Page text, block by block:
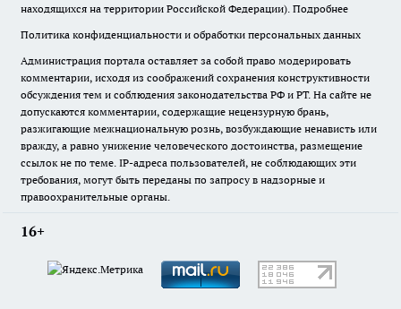
находящихся на территории Российской Федерации). Подробнее
Политика конфиденциальности и обработки персональных данных
Администрация портала оставляет за собой право модерировать
комментарии, исходя из соображений сохранения конструктивности
обсуждения тем и соблюдения законодательства РФ и РТ. На сайте не
допускаются комментарии, содержащие нецензурную брань,
разжигающие межнациональную рознь, возбуждающие ненависть или
вражду, а равно унижение человеческого достоинства, размещение
ссылок не по теме. IP-адреса пользователей, не соблюдающих эти
требования, могут быть переданы по запросу в надзорные и
правоохранительные органы.
16+